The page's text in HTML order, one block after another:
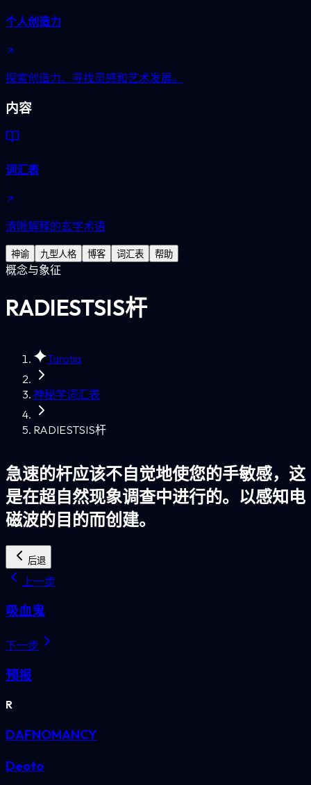
个人创造力
探索创造力、寻找灵感和艺术发展。
内容
词汇表
清晰解释的玄学术语
神谕 九型人格 博客 词汇表 帮助
概念与象征
RADIESTSIS杆
Tarotia
神秘学词汇表
RADIESTSIS杆
急速的杆应该不自觉地使您的手敏感，这
是在超自然现象调查中进行的。以感知电
磁波的目的而创建。
后退
上一步
吸血鬼
下一步
预报
R
DAFNOMANCY
Deoto